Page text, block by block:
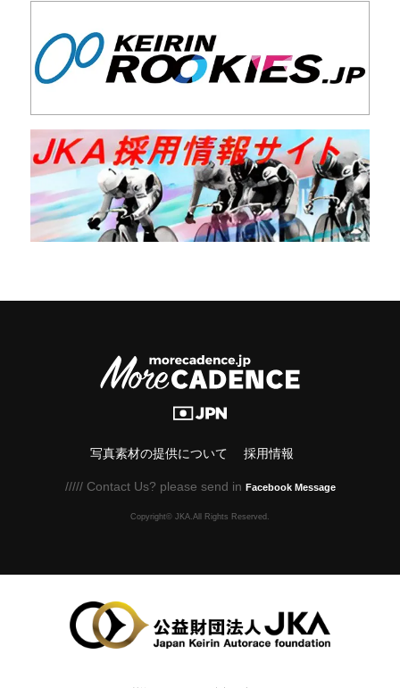
写真素材の提供について 採用情報
///// Contact Us? please send in Facebook Message
Copyright© JKA.All Rights Reserved.